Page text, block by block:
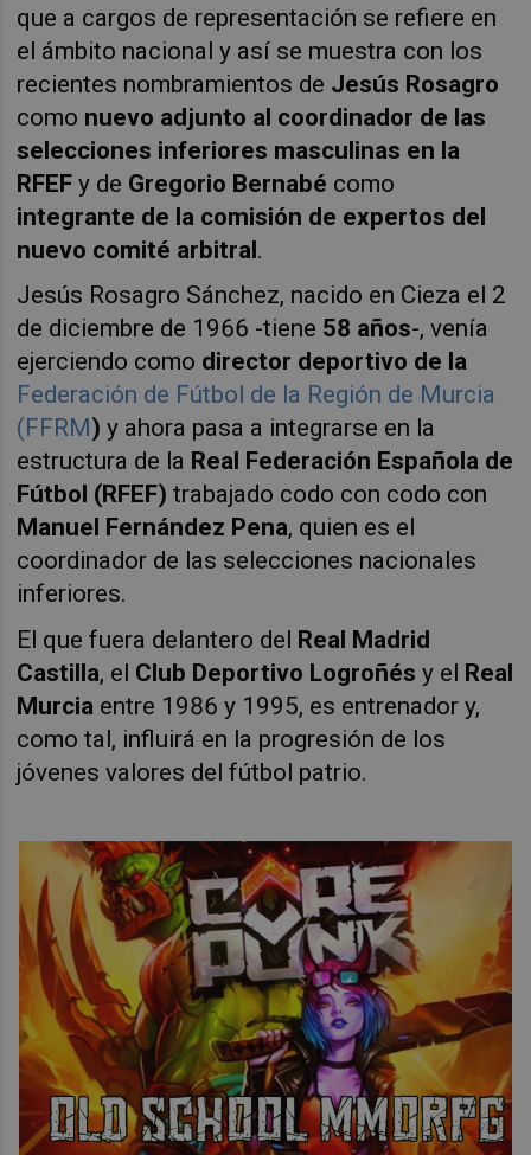
que a cargos de representación se refiere en
el ámbito nacional y así se muestra con los
recientes nombramientos de Jesús Rosagro
como nuevo adjunto al coordinador de las
selecciones inferiores masculinas en la
RFEF y de Gregorio Bernabé como
integrante de la comisión de expertos del
nuevo comité arbitral.
Jesús Rosagro Sánchez, nacido en Cieza el 2
de diciembre de 1966 -tiene 58 años-, venía
ejerciendo como director deportivo de la
Federación de Fútbol de la Región de Murcia
(FFRM) y ahora pasa a integrarse en la
estructura de la Real Federación Española de
Fútbol (RFEF)trabajado codo con codo con
Manuel Fernández Pena, quien es el
coordinador de las selecciones nacionales
inferiores.
El que fuera delantero del Real Madrid
Castilla, el Club Deportivo Logroñésy el Real
Murcia entre 1986 y 1995, es entrenador y,
como tal, influirá en la progresión de los
jóvenes valores del fútbol patrio.